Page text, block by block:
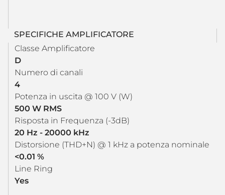
SPECIFICHE AMPLIFICATORE
Classe Amplificatore
D
Numero di canali
4
Potenza in uscita @ 100 V (W)
500 W RMS
Risposta in Frequenza (-3dB)
20 Hz - 20000 kHz
Distorsione (THD+N) @ 1 kHz a potenza nominale
<0.01 %
Line Ring
Yes